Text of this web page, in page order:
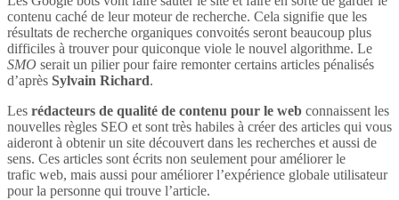
contenu caché de leur moteur de recherche. Cela signifie que les
résultats de recherche organiques convoités seront beaucoup plus
difficiles à trouver pour quiconque viole le nouvel algorithme. Le
SMO serait un pilier pour faire remonter certains articles pénalisés
d’après Sylvain Richard.
Les rédacteurs de qualité de contenu pour le web connaissent les
nouvelles règles SEO et sont très habiles à créer des articles qui vous
aideront à obtenir un site découvert dans les recherches et aussi de
sens. Ces articles sont écrits non seulement pour améliorer le
trafic web, mais aussi pour améliorer l’expérience globale utilisateur
pour la personne qui trouve l’article.